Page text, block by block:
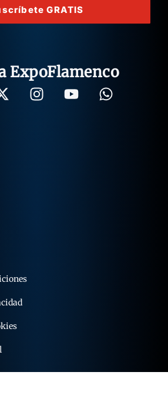
GRATIS
ExpoFlamenco